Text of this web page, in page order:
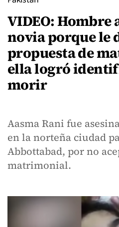
VIDEO: Hombre
novia porque le
propuesta de
ella logró
morir
Aasma Rani fue
en la norteña ciudad
Abbottabad, por no
matrimonial.